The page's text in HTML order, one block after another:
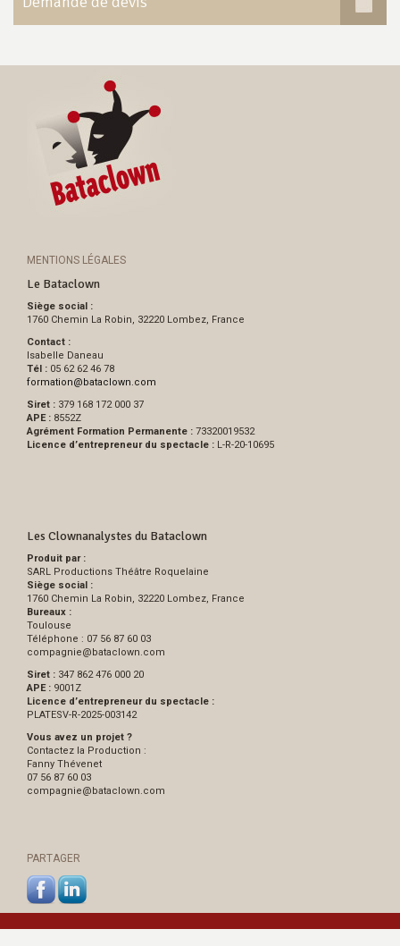
MENTIONS LÉGALES
Le Bataclown
Siège social :
1760 Chemin La Robin, 32220 Lombez, France
Contact :
Isabelle Daneau
Tél : 05 62 62 46 78
formation@ bataclown.com
Siret : 379 168 172 000 37
APE : 8552Z
Agrément Formation Permanente : 73320019532
Licence d’entrepreneur du spectacle : L-R-20-10695
Les Clownanalystes du Bataclown
Produit par :
SARL Productions Théâtre Roquelaine
Siège social :
1760 Chemin La Robin, 32220 Lombez, France
Bureaux :
Toulouse
Téléphone : 07 56 87 60 03
compagnie@ bataclown.com
Siret : 347 862 476 000 20
APE : 9001Z
Licence d’entrepreneur du spectacle :
PLATESV-R-2025-003142
Vous avez un projet ?
Contactez la Production :
Fanny Thévenet
07 56 87 60 03
compagnie@ bataclown.com
PARTAGER